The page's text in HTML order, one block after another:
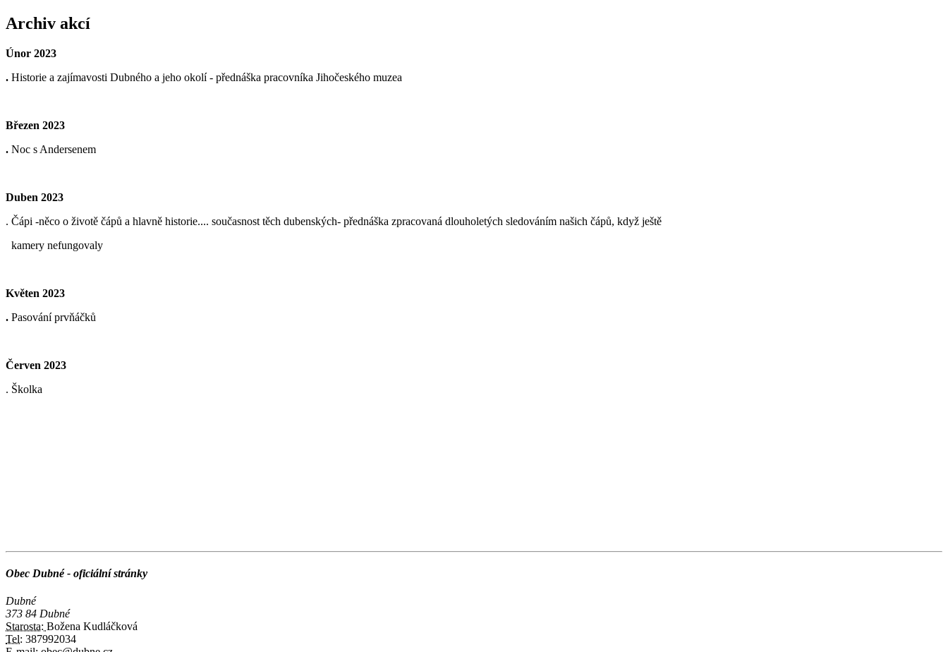
Archiv akcí
Únor 2023
. Historie a zajímavosti Dubného a jeho okolí - přednáška pracovníka Jihočeského muzea
Březen 2023
. Noc s Andersenem
Duben 2023
. Čápi -něco o životě čápů a hlavně historie.... současnost těch dubenských- přednáška zpracovaná dlouholetých sledováním našich čápů, když ještě
kamery nefungovaly
Květen 2023
. Pasování prvňáčků
Červen 2023
. Školka
Obec Dubné - oficiální stránky
Dubné
373 84 Dubné
Starosta: Božena Kudláčková
Tel: 387992034